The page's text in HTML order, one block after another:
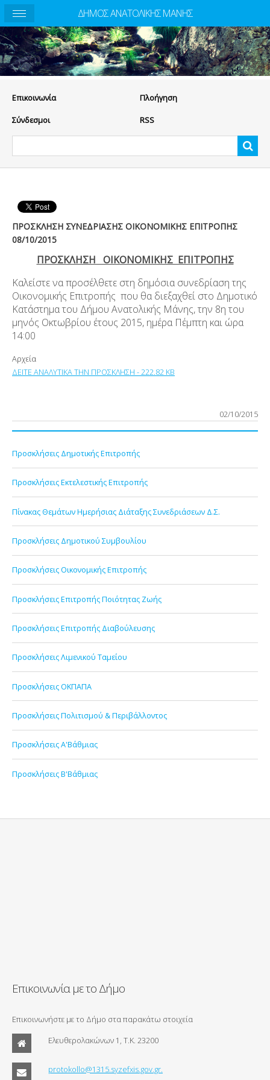
Eπικοινωνία Πλοήγηση
Σύνδεσμοι RSS
ΠΡΟΣΚΛΗΣΗ ΣΥΝΕΔΡΙΑΣΗΣ ΟΙΚΟΝΟΜΙΚΗΣ ΕΠΙΤΡΟΠΗΣ
08/10/2015
ΠΡΟΣΚΛΗΣΗ ΟΙΚΟΝΟΜΙΚΗΣ ΕΠΙΤΡΟΠΗΣ
Καλείστε να προσέλθετε στη δημόσια συνεδρίαση της
Οικονομικής Επιτροπής που θα διεξαχθεί στο Δημοτικό
Κατάστημα του Δήμου Ανατολικής Μάνης, την 8η του
μηνός Οκτωβρίου έτους 2015, ημέρα Πέμπτη και ώρα
14:00
Αρχεία
ΔΕΙΤΕ ΑΝΑΛΥΤΙΚΑ ΤΗΝ ΠΡΟΣΚΛΗΣΗ - 222.82 KB
02/10/2015
Προσκλήσεις Δημοτικής Επιτροπής
Προσκλήσεις Εκτελεστικής Επιτροπής
Πίνακας Θεμάτων Ημερήσιας Διάταξης Συνεδριάσεων Δ.Σ.
Προσκλήσεις Δημοτικού Συμβουλίου
Προσκλήσεις Οικονομικής Επιτροπής
Προσκλήσεις Επιτροπής Ποιότητας Ζωής
Προσκλήσεις Επιτροπής Διαβούλευσης
Προσκλήσεις Λιμενικού Ταμείου
Προσκλήσεις ΟΚΠΑΠΑ
Προσκλήσεις Πολιτισμού & Περιβάλλοντος
Προσκλήσεις Α'Βάθμιας
Προσκλήσεις Β'Βάθμιας
Επικοινωνία με το Δήμο
Επικοινωνήστε με το Δήμο στα παρακάτω στοιχεία
Ελευθερολακώνων 1, Τ.Κ. 23200
protokollo@1315.syzefxis.gov.gr.
ΔΗΜΟΣ ΑΝΑΤΟΛΙΚΗΣ ΜΑΝΗΣ